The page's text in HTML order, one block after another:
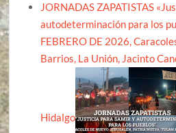
JORNADAS ZAPATISTAS
autodeterminación para los
FEBRERO DE 2026,
Barrios, La Unión, Jacinto
Hidalgo